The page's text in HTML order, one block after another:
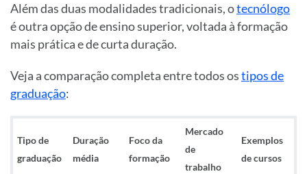
Além das duas modalidades tradicionais, otecnólogo
é outra opção de ensino superior, voltada à formação
mais prática e de curta duração.
Veja a comparação completa entre todos ostipos de
graduação:
Tipo de
graduação
Duração
média
Foco da
formação
Mercado
de
trabalho
Exemplos
de cursos